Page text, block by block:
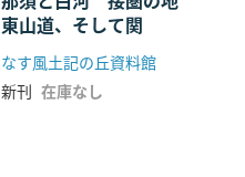
東山道、そして関
なす風土記の丘資料館
新刊 在庫なし